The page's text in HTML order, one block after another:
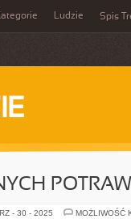
Ludzie Spis
- 30 - 2025
MOŻLIWOŚĆ